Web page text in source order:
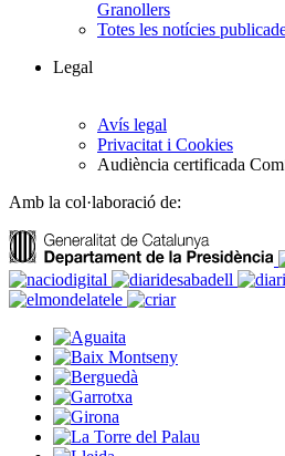
Granollers
Totes les notícies
Legal
Avís legal
Privacitat i Cookies
Audiència certificada
Amb la col·laboració de: